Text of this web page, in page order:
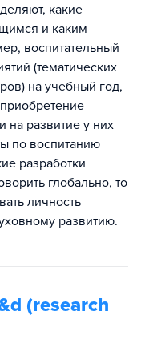
какие
и каким
воспитательный
(тематических
на учебный год,
на развитие у них
по воспитанию
разработки
глобально, то
личность
развитию.
(research